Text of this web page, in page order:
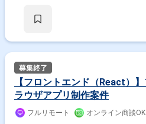
【フロントエンド（React）
ラウザアプリ制作案件
フルリモート オンライン商談OK